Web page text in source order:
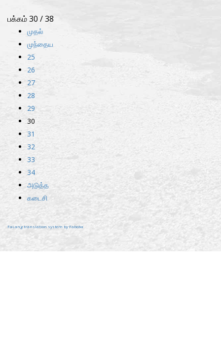
பக்கம் 30 / 38
முதல்
முந்தைய
25
26
27
28
29
30
31
32
33
34
அடுத்த
கடைசி
FaLang translation system by Faboba